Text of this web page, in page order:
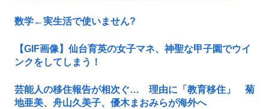
数学←実生活で使いません?
【GIF画像】仙台育英の女子マネ、神聖な甲子園でウイ
ンクをしてしまう！
芸能人の移住報告が相次ぐ… 理由に「教育移住」 菊
地亜美、舟山久美子、優木まおみらが海外へ